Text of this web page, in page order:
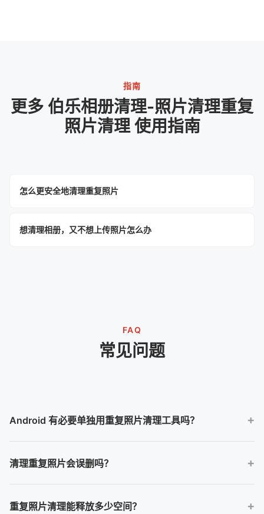
指南
更多 伯乐相册清理-照片清理重复
照片清理 使用指南
怎么更安全地清理重复照片
想清理相册，又不想上传照片怎么办
FAQ
常见问题
Android 有必要单独用重复照片清理工具吗？
以提供更快的分组和确认流程。
清理重复照片会误删吗？
比较和确认，重要照片建议先备份。
重复照片清理能释放多少空间？